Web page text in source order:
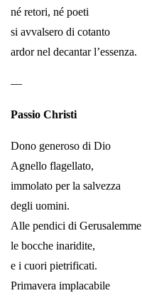
né retori, né poeti
si avvalsero di cotanto
ardor nel decantar l’essenza.
—
Passio Christi
Dono generoso di Dio
Agnello flagellato,
immolato per la salvezza
degli uomini.
Alle pendici di Gerusalemme
le bocche inaridite,
e i cuori pietrificati.
Primavera implacabile